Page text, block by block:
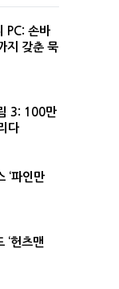
PC: 손바
지 갖춘 묵
3: 100만
다
‘파인만
‘헌츠맨